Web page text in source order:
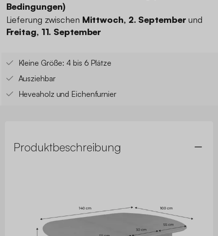
Bedingungen)
Lieferung zwischen Mittwoch, 2. September und
Freitag, 11. September
Kleine Größe: 4 bis 6 Plätze
Ausziehbar
Heveaholz und Eichenfurnier
Produktbeschreibung